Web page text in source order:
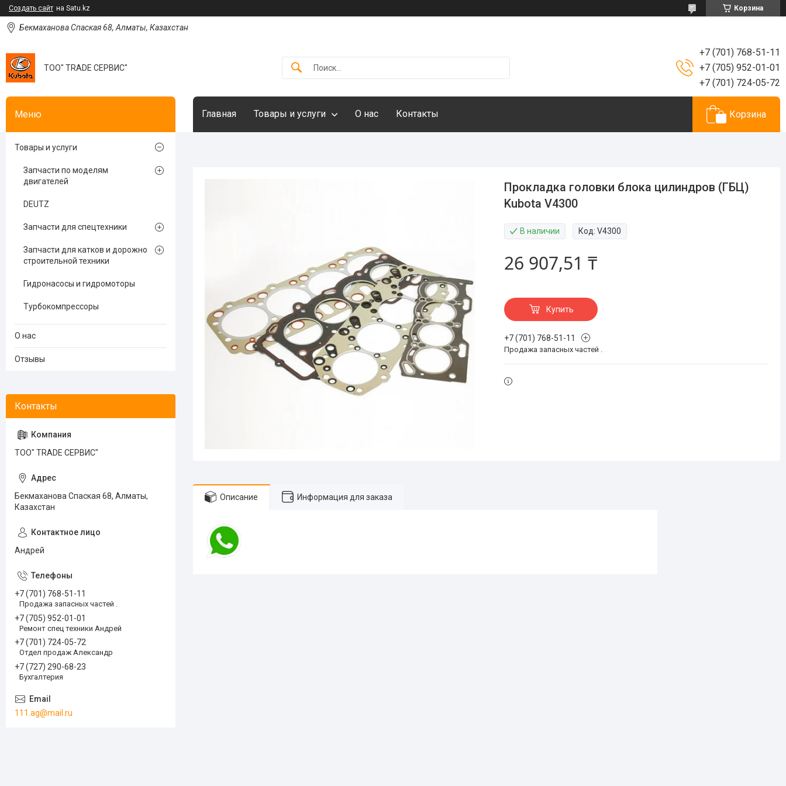
Создать сайт на Satu.kz Корзина
Бекмаханова Спаская 68, Алматы, Казахстан
ТОО" TRADE СЕРВИС"
+7 (701) 768-51-11
+7 (705) 952-01-01
+7 (701) 724-05-72
Главная Товары и услуги О нас Контакты Корзина
Прокладка головки блока цилиндров (ГБЦ)
Kubota V4300
В наличии Код:V4300
26 907,51 ₸
Купить
+7 (701) 768-51-11
Продажа запасных частей .
Описание Информация для заказа
Товары и услуги
Запчасти по моделям
двигателей
DEUTZ
Запчасти для спецтехники
Запчасти для катков и дорожно
строительной техники
Гидронасосы и гидромоторы
Турбокомпрессоры
О нас
Отзывы
ТОО" TRADE СЕРВИС"
Бекмаханова Спаская 68, Алматы,
Казахстан
Андрей
+7 (701) 768-51-11
Продажа запасных частей .
+7 (705) 952-01-01
Ремонт спец техники Андрей
+7 (701) 724-05-72
Отдел продаж Александр
+7 (727) 290-68-23
Бухгалтерия
111.ag@mail.ru